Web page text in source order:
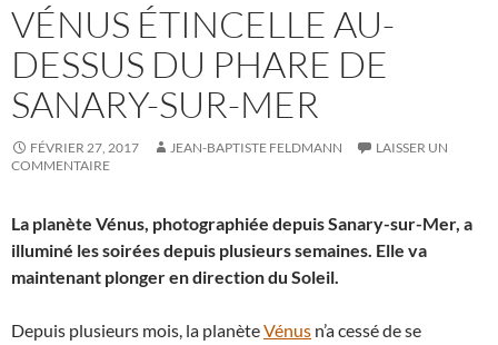
VÉNUS ÉTINCELLE AU-
DESSUS DU PHARE DE
SANARY-SUR-MER
FÉVRIER 27, 2017 JEAN-BAPTISTE FELDMANN
LAISSER UN
COMMENTAIRE
La planète Vénus, photographiée depuis Sanary-sur-Mer, a
illuminé les soirées depuis plusieurs semaines. Elle va
maintenant plonger en direction du Soleil.
Depuis plusieurs mois, la planèteVénus n’a cessé de se